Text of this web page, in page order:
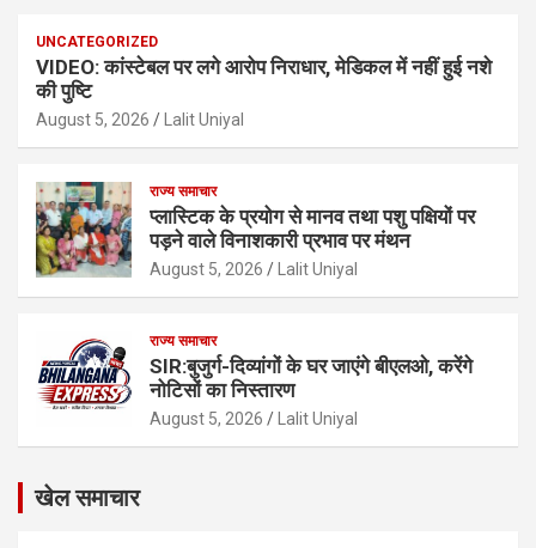
UNCATEGORIZED
VIDEO: कांस्टेबल पर लगे आरोप निराधार, मेडिकल में नहीं हुई नशे
की पुष्टि
August 5, 2026 Lalit Uniyal
राज्य समाचार
प्लास्टिक के प्रयोग से मानव तथा पशु पक्षियों पर
पड़ने वाले विनाशकारी प्रभाव पर मंथन
August 5, 2026 Lalit Uniyal
राज्य समाचार
SIR:बुजुर्ग-दिव्यांगों के घर जाएंगे बीएलओ, करेंगे
नोटिसों का निस्तारण
August 5, 2026 Lalit Uniyal
खेल समाचार